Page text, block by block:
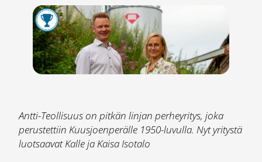
Antti-Teollisuus on pitkän linjan perheyritys, joka
perustettiin Kuusjoenperälle 1950-luvulla. Nyt yritystä
luotsaavat Kalle ja Kaisa Isotalo